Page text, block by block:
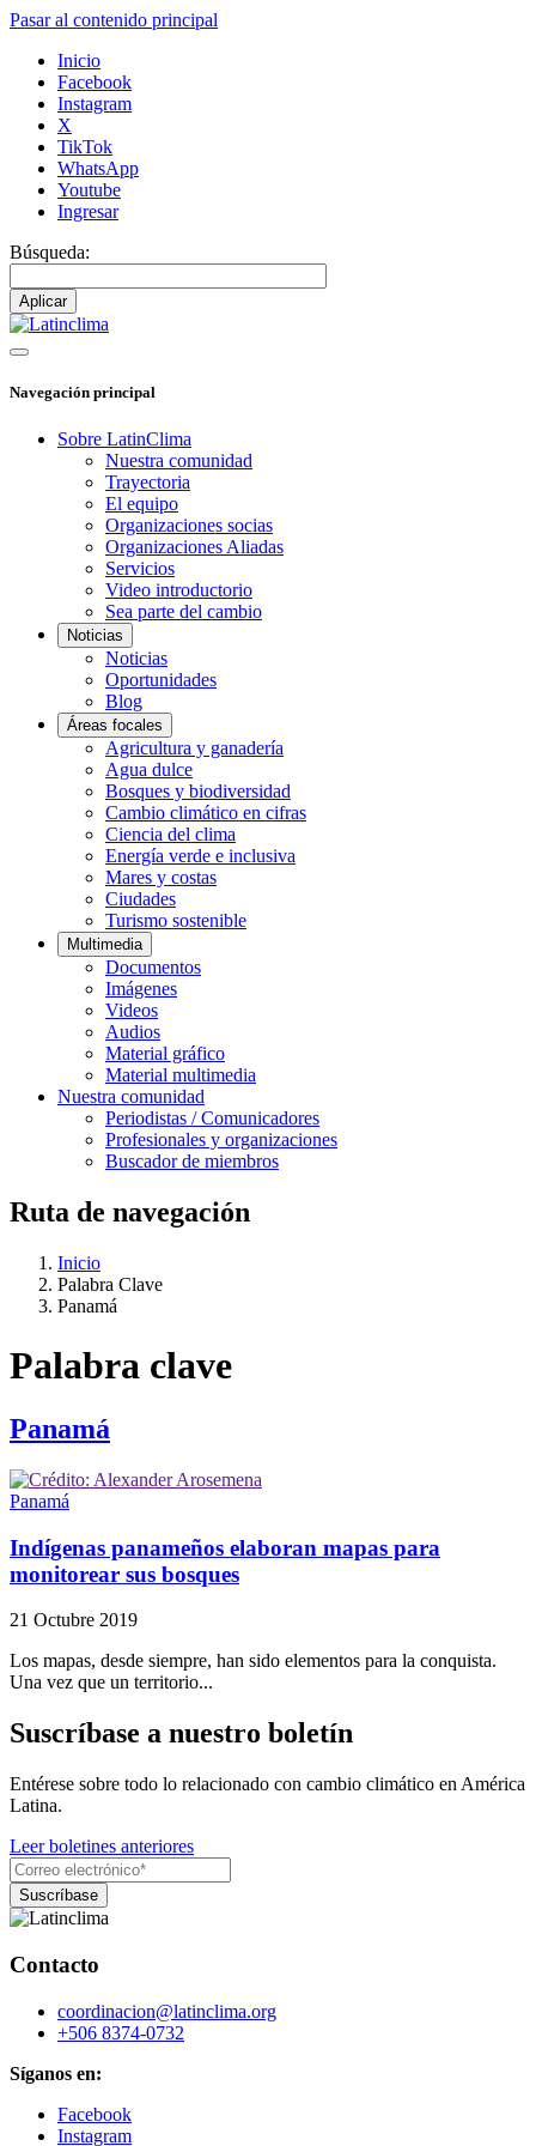
Pasar al contenido principal
Inicio
Facebook
Instagram
X
TikTok
WhatsApp
Youtube
Ingresar
Búsqueda:
Navegación principal
Sobre LatinClima
Nuestra comunidad
Trayectoria
El equipo
Organizaciones socias
Organizaciones Aliadas
Servicios
Video introductorio
Sea parte del cambio
Noticias
Noticias
Oportunidades
Blog
Áreas focales
Agricultura y ganadería
Agua dulce
Bosques y biodiversidad
Cambio climático en cifras
Ciencia del clima
Energía verde e inclusiva
Mares y costas
Ciudades
Turismo sostenible
Multimedia
Documentos
Imágenes
Videos
Audios
Material gráfico
Material multimedia
Nuestra comunidad
Periodistas / Comunicadores
Profesionales y organizaciones
Buscador de miembros
Ruta de navegación
Inicio
Palabra Clave
Panamá
Palabra clave
Panamá
Panamá
Indígenas panameños elaboran mapas para
monitorear sus bosques
21 Octubre 2019
Los mapas, desde siempre, han sido elementos para la conquista.
Una vez que un territorio...
Suscríbase a nuestro boletín
Entérese sobre todo lo relacionado con cambio climático en América
Latina.
Leer boletines anteriores
Contacto
coordinacion@latinclima.org
+506 8374-0732
Síganos en:
Facebook
Instagram